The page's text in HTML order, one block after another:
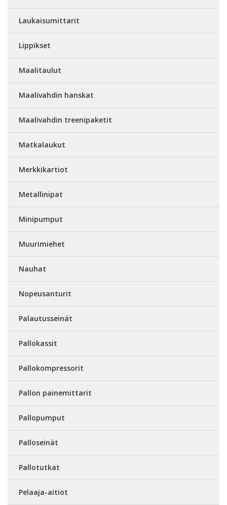
Laukaisumittarit
Lippikset
Maalitaulut
Maalivahdin hanskat
Maalivahdin treenipaketit
Matkalaukut
Merkkikartiot
Metallinipat
Minipumput
Muurimiehet
Nauhat
Nopeusanturit
Palautusseinät
Pallokassit
Pallokompressorit
Pallon painemittarit
Pallopumput
Palloseinät
Pallotutkat
Pelaaja-aitiot